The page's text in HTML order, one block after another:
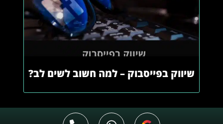
שיווק בפייסבוק – למה חשוב לשים לב?